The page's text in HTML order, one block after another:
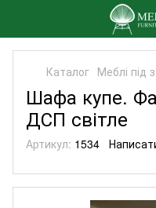
Каталог Меблі під
Шафа купе.
ДСП світле
Артикул: 1534